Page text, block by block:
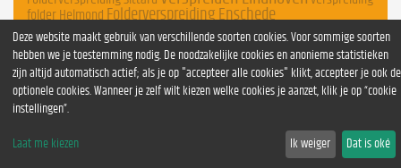
folder Helmond Folderverspreiding Enschede
Folderverspreiding DordrechtFolderverspreiding Nederland
Deze website maakt gebruik van verschillende soorten cookies. Voor sommige soorten
hebben we je toestemming nodig. De noodzakelijke cookies en anonieme statistieken
zijn altijd automatisch actief; als je op "accepteer alle cookies" klikt, accepteer je ook de
optionele cookies. Wanneer je zelf wilt kiezen welke cookies je aanzet, klik je op “cookie
instellingen”.
Laat me kiezen Ik weiger Dat is oké